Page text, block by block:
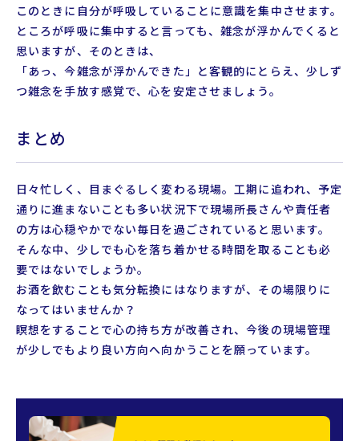
このときに自分が呼吸していることに意識を集中させます。
ところが呼吸に集中すると言っても、雑念が浮かんでくると
思いますが、そのときは、
「あっ、今雑念が浮かんできた」と客観的にとらえ、少しず
つ雑念を手放す感覚で、心を安定させましょう。
まとめ
日々忙しく、目まぐるしく変わる現場。工期に追われ、予定
通りに進まないことも多い状況下で現場所長さんや責任者
の方は心穏やかでない毎日を過ごされていると思います。
そんな中、少しでも心を落ち着かせる時間を取ることも必
要ではないでしょうか。
お酒を飲むことも気分転換にはなりますが、その場限りに
なってはいませんか？
瞑想をすることで心の持ち方が改善され、今後の現場管理
が少しでもより良い方向へ向かうことを願っています。